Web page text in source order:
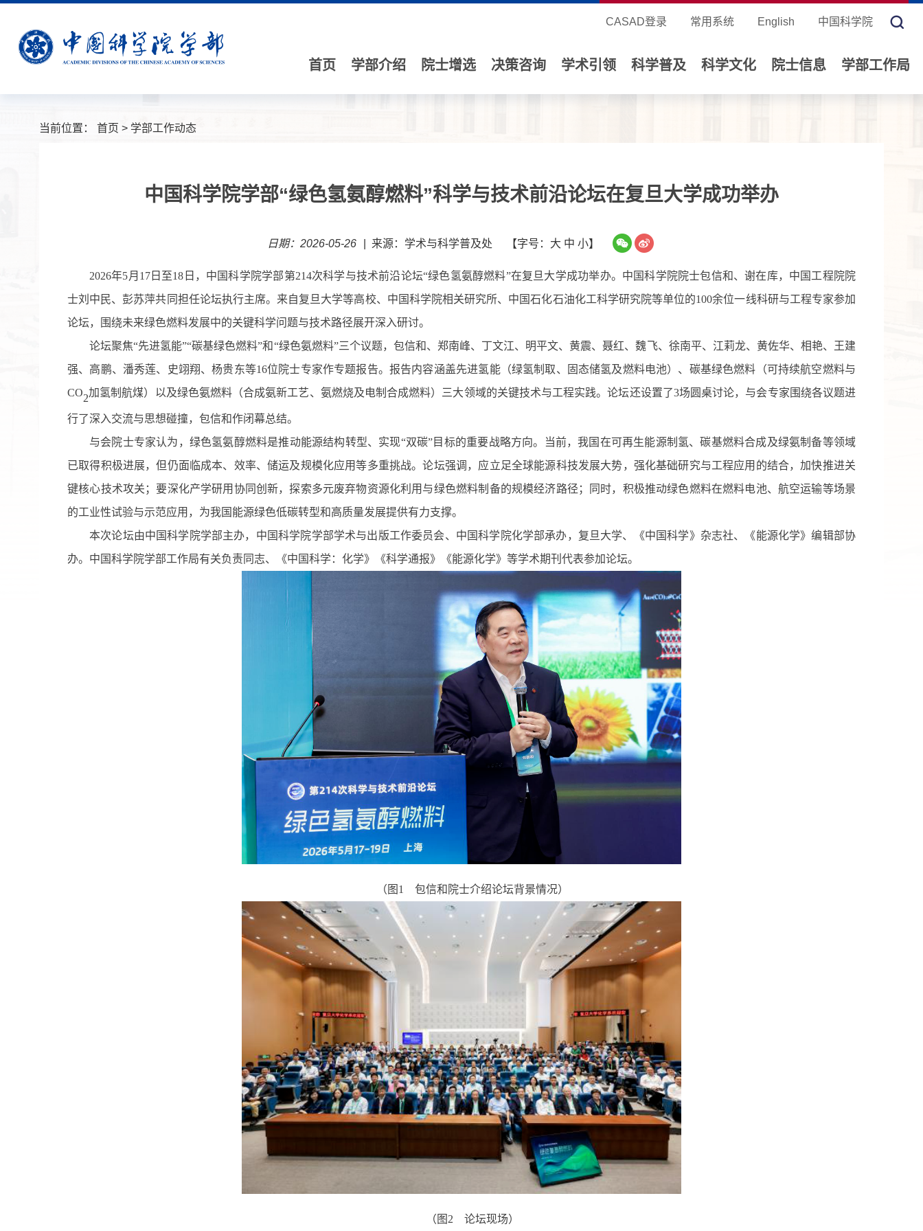
CASAD登录 常用系统 English 中国科学院
首页 学部介绍 院士增选 决策咨询 学术引领 科学普及 科学文化 院士信息 学部工作局
当前位置： 首页 > 学部工作动态
中国科学院学部“绿色氢氨醇燃料”科学与技术前沿论坛在复旦大学成功举办
日期：2026-05-26 来源：学术与科学普及处 【字号： 大 中 小】
2026年5月 17日至18 日，中国科学院学部第214次科学与技术前沿论坛“绿色氢氨醇燃料”在复旦大学成功举办。中国科学院院士包信和、谢在库，中国 工程 院院
士刘中民、彭苏萍共同担任论坛执行主席。来自复旦大学等高校、中国科学院相关研究所、中国石化石油化工科学研究院等单位的100余位一线科研与工程专家参加
论坛，围绕未来绿色燃料发展中的关键科学问题与技术路径展开深入研讨。
论坛聚焦“先进氢能”“碳基绿色燃料”和“绿色氨燃料”三个议题， 包信和、郑南峰、丁文江、明平文、黄震、聂红、魏飞、徐南平、江莉龙、黄佐华、相艳、王建
强、高鹏、潘秀莲、史翊翔、杨贵东等16位 院士专家作专题报告。报告内容涵盖先进氢能（绿氢制取、固态储氢及燃料电池）、碳基绿色燃料（可持续航空燃料与
CO2加氢制航煤）以及绿色氨燃料（合成氨新工艺、氨燃烧及电制合成燃料）三大领域的关键技术与工程实践。论坛还设置了3场圆桌讨论，与会专家围绕各议题进
行了深入交流与思想碰撞， 包信和作闭幕总结。
与会院士专家认为，绿色氢氨醇燃料是推动能源结构转型、实现“双碳”目标的重要战略方向。当前，我国在可再生能源制氢、碳基燃料合成及绿氨制备等领域
已取得积极进展，但仍面临成本、效率、储运及规模化应用等多重挑战。论坛强调，应立足全球能源科技发展大势，强化基础研究与工程应用的结合，加快推进关
键核心技术攻关；要深化产学研用协同创新，探索多元废弃物资源化利用与绿色燃料制备的规模经济路径；同时，积极推动绿色燃料在燃料电池、 航空运输等场景
的工业性试验与示范应用，为我国能源绿色低碳转型和高质量发展提供有力支撑。
本次论坛由中国科学院学部主办，中国科学院学部学术与出版工作委员会、中国科学院化学部承办，复旦大学、《中国科学》杂志社、《能源化学》编辑部协
办。中国科学院学部工作局有关负责同志、《中国科学 ：化学》《科学通报》《能源化学》等学术期刊代表参加论坛。
（图 1 包信和院士介绍论坛背景情况）
（图 2 论坛现场）